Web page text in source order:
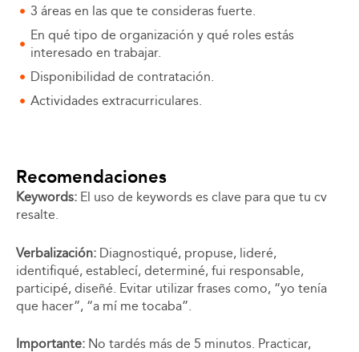
3 áreas en las que te consideras fuerte.
En qué tipo de organización y qué roles estás
interesado en trabajar.
Disponibilidad de contratación.
Actividades extracurriculares.
Recomendaciones
Keywords: El uso de keywords es clave para que tu cv
resalte.
Verbalización: Diagnostiqué, propuse, lideré,
identiﬁqué, establecí, determiné, fui responsable,
participé, diseñé. Evitar utilizar frases como, “yo tenía
que hacer”, “a mí me tocaba”.
Importante: No tardés más de 5 minutos. Practicar,